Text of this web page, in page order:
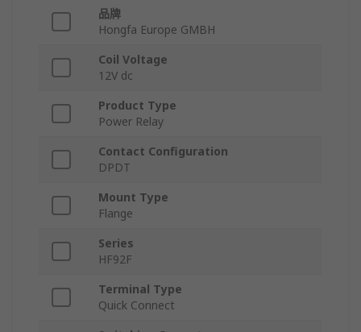
品牌
Hongfa Europe GMBH
Coil Voltage
12V dc
Product Type
Power Relay
Contact Configuration
DPDT
Mount Type
Flange
Series
HF92F
Terminal Type
Quick Connect